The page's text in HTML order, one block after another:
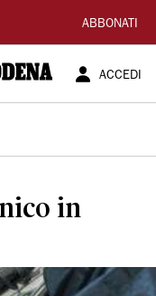
ABBONATI
ACCEDI
in